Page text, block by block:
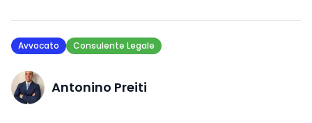
Avvocato Consulente Legale
Antonino Preiti